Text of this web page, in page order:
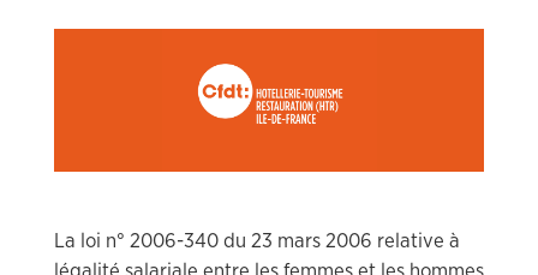
La loi n° 2006-340 du 23 mars 2006 relative à
légalité salariale entre les femmes et les hommes